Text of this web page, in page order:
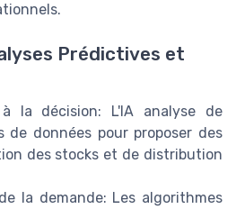
Prédictives et
la décision: L'IA analyse de
de données pour proposer des
des stocks et de distribution
la demande: Les algorithmes